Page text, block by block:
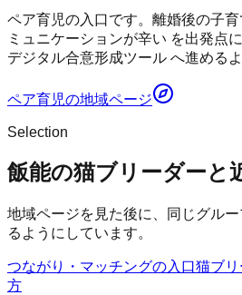
ペア育児の入口です。離婚後の子
ミュニケーションが辛い を出発点
デジタル合意形成ツール へ進める
ペア育児の地域ページ
Selection
飯能の猫ブリーダーと
地域ページを見た後に、同じグル
るようにしています。
つながり・マッチングの入口猫ブ
方